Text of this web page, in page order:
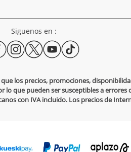
Siguenos en :
los precios, promociones,
que pueden ser susceptibles a
con IVA incluido. Los precios de